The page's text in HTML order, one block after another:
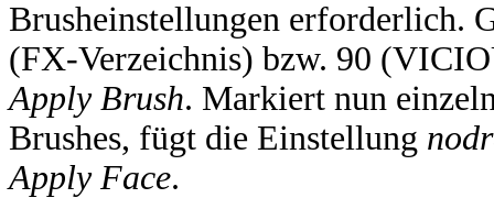
Brusheinstellungen erforderlich.
(FX-Verzeichnis) bzw. 90
Apply Brush. Markiert nun
Brushes, fügt die Einstellung
Apply Face.